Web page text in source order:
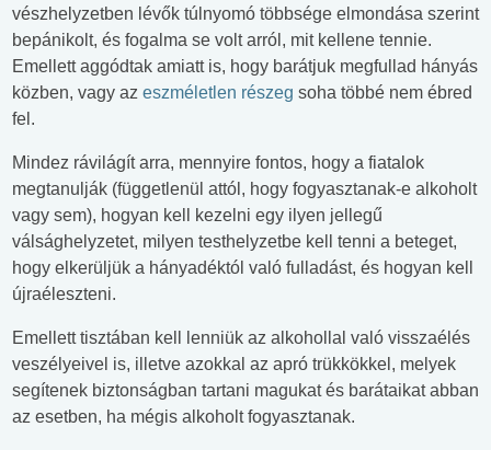
vészhelyzetben lévők túlnyomó többsége elmondása szerint
bepánikolt, és fogalma se volt arról, mit kellene tennie.
Emellett aggódtak amiatt is, hogy barátjuk megfullad hányás
közben, vagy az eszméletlen részeg soha többé nem ébred
fel.
Mindez rávilágít arra, mennyire fontos, hogy a fiatalok
megtanulják (függetlenül attól, hogy fogyasztanak-e alkoholt
vagy sem), hogyan kell kezelni egy ilyen jellegű
válsághelyzetet, milyen testhelyzetbe kell tenni a beteget,
hogy elkerüljük a hányadéktól való fulladást, és hogyan kell
újraéleszteni.
Emellett tisztában kell lenniük az alkohollal való visszaélés
veszélyeivel is, illetve azokkal az apró trükkökkel, melyek
segítenek biztonságban tartani magukat és barátaikat abban
az esetben, ha mégis alkoholt fogyasztanak.